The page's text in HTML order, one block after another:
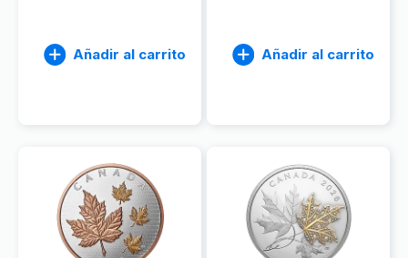
Añadir al carrito Añadir al carrito